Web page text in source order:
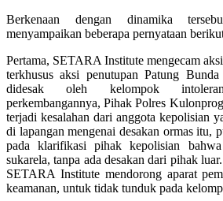
Berkenaan dengan dinamika
menyampaikan beberapa pernyataan
Pertama, SETARA Institute mengecam
terkhusus aksi penutupan Patung
didesak oleh kelompok
perkembangannya, Pihak Polres
terjadi kesalahan dari anggota kepolisian
di lapangan mengenai desakan ormas itu,
pada klarifikasi pihak kepolisian
sukarela, tanpa ada desakan dari pihak
SETARA Institute mendorong aparat
keamanan, untuk tidak tunduk pada